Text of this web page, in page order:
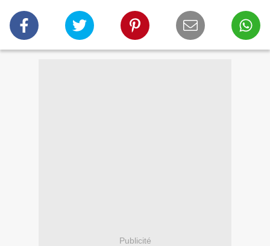
Publicité